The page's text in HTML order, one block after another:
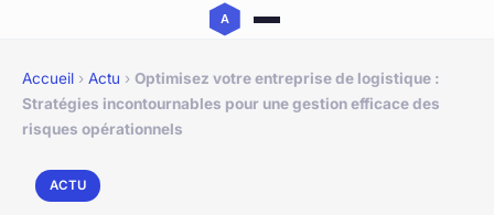
Accueil › Actu › Optimisez votre entreprise de logistique :
Stratégies incontournables pour une gestion efficace des
risques opérationnels
ACTU